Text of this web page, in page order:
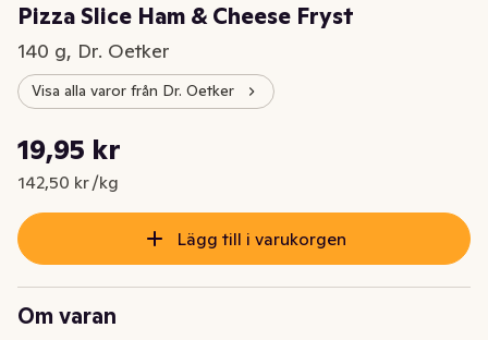
Pizza Slice Ham & Cheese Fryst
140 g, Dr. Oetker
Visa alla varor från Dr. Oetker
Nuvarande pris är: 19,95 kr
19,95 kr
142,50 kr /kg
Styckpris: 142,50 kr /kg
Lägg till i varukorgen
Om varan